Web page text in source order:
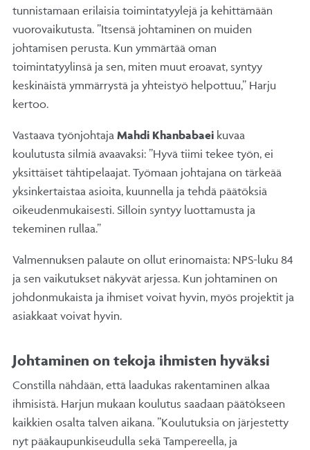
tunnistamaan erilaisia toimintatyylejä ja kehittämään
vuorovaikutusta. ”Itsensä johtaminen on muiden
johtamisen perusta. Kun ymmärtää oman
toimintatyylinsä ja sen, miten muut eroavat, syntyy
keskinäistä ymmärrystä ja yhteistyö helpottuu,” Harju
kertoo.
Vastaava työnjohtaja Mahdi Khanbabaei kuvaa
koulutusta silmiä avaavaksi: ”Hyvä tiimi tekee työn, ei
yksittäiset tähtipelaajat. Työmaan johtajana on tärkeää
yksinkertaistaa asioita, kuunnella ja tehdä päätöksiä
oikeudenmukaisesti. Silloin syntyy luottamusta ja
tekeminen rullaa.”
Valmennuksen palaute on ollut erinomaista: NPS-luku 84
ja sen vaikutukset näkyvät arjessa. Kun johtaminen on
johdonmukaista ja ihmiset voivat hyvin, myös projektit ja
asiakkaat voivat hyvin.
Johtaminen on tekoja ihmisten hyväksi
Constilla nähdään, että laadukas rakentaminen alkaa
ihmisistä. Harjun mukaan koulutus saadaan päätökseen
kaikkien osalta talven aikana. ”Koulutuksia on järjestetty
nyt pääkaupunkiseudulla sekä Tampereella, ja